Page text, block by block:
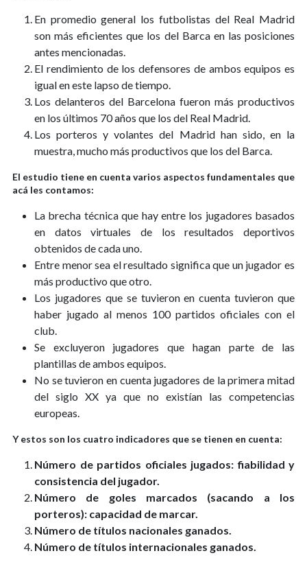
En promedio general los futbolistas del Real Madrid
son más eficientes que los del Barca en las posiciones
antes mencionadas.
El rendimiento de los defensores de ambos equipos es
igual en este lapso de tiempo.
Los delanteros del Barcelona fueron más productivos
en los últimos 70 años que los del Real Madrid.
Los porteros y volantes del Madrid han sido, en la
muestra, mucho más productivos que los del Barca.
El estudio tiene en cuenta varios aspectos fundamentales que
acá les contamos:
La brecha técnica que hay entre los jugadores basados
en datos virtuales de los resultados deportivos
obtenidos de cada uno.
Entre menor sea el resultado significa que un jugador es
más productivo que otro.
Los jugadores que se tuvieron en cuenta tuvieron que
haber jugado al menos 100 partidos oficiales con el
club.
Se excluyeron jugadores que hagan parte de las
plantillas de ambos equipos.
No se tuvieron en cuenta jugadores de la primera mitad
del siglo XX ya que no existían las competencias
europeas.
Y estos son los cuatro indicadores que se tienen en cuenta:
Número de partidos oficiales jugados: fiabilidad y
consistencia del jugador.
Número de goles marcados (sacando a los
porteros): capacidad de marcar.
Número de títulos nacionales ganados.
Número de títulos internacionales ganados.